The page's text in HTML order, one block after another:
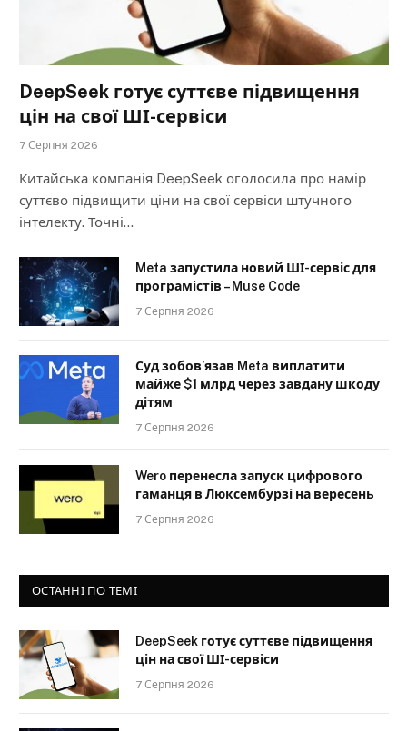
DeepSeek готує суттєве підвищення
цін на свої ШІ-сервіси
7 Серпня 2026
Китайська компанія DeepSeek оголосила про намір
суттєво підвищити ціни на свої сервіси штучного
інтелекту. Точні…
Meta запустила новий ШІ-сервіс для
програмістів – Muse Code
7 Серпня 2026
Суд зобов’язав Meta виплатити
майже $1 млрд через завдану шкоду
дітям
7 Серпня 2026
Wero перенесла запуск цифрового
гаманця в Люксембурзі на вересень
7 Серпня 2026
ОСТАННІ ПО ТЕМІ
DeepSeek готує суттєве підвищення
цін на свої ШІ-сервіси
7 Серпня 2026